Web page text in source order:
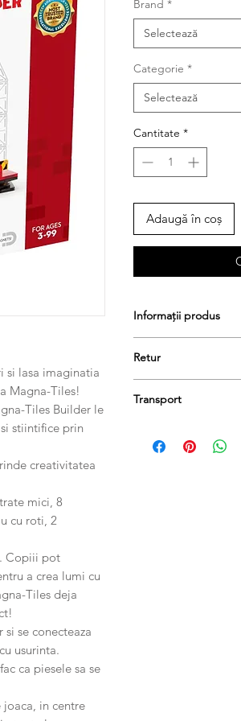
si lasa imaginatia
Magna-Tiles!
Tiles Builder le
stiintifice prin
creativitatea
mici, 8
cu roti, 2
Copiii pot
a crea lumi cu
Tiles deja
se conecteaza
usurinta.
ca piesele sa se
in centre
Brand *
Selectează
Categorie *
Selectează
Cantitate *
Adaugă în coș
Informații produs
Retur
păstrați etichetele și
Transport
zile lucrătoare.